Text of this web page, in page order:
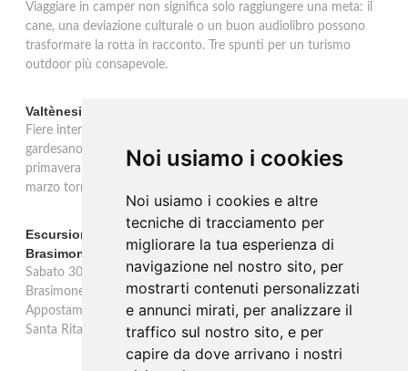
Noi usiamo i cookies
Noi usiamo i cookies e altre
tecniche di tracciamento per
migliorare la tua esperienza di
navigazione nel nostro sito, per
mostrarti contenuti personalizzati
e annunci mirati, per analizzare il
traffico sul nostro sito, e per
capire da dove arrivano i nostri
Viaggiare in camper non significa solo raggiungere una meta: il
cane, una deviazione culturale o un buon audiolibro possono
trasformare la rotta in racconto. Tre spunti per un turismo
outdoor più consapevole.
Valtènesi: una primavera di eventi tra rosé e Lago di Garda
Fiere internazionali, eventi sul territorio e racconto del rosé
gardesano. Il Consorzio Valtènesi presenta il calendario della
primavera 2026 sulla sponda bresciana del Lago di Garda. Il 23
marzo torna La Prima del Valtènesi per stampa e operatori.
Escursione con appostamento ai Laghi di Suviana e
Brasimone: caccia fotografica alla fauna
Sabato 30 agosto escursione speciale ai Laghi di Suviana e
Brasimone dalle 17 alle 23 per osservare cervi, volpi, lepri e lupi.
Appostamento al crepuscolo nel massimo silenzio. Ritrovo Chiesa
Santa Rita al Brasimone, prenotazione obbligatoria.